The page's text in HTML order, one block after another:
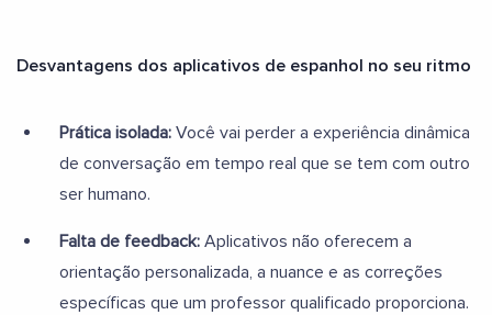
Desvantagens dos aplicativos de espanhol no seu ritmo
Prática isolada: Você vai perder a experiência dinâmica
de conversação em tempo real que se tem com outro
ser humano.
Falta de feedback: Aplicativos não oferecem a
orientação personalizada, a nuance e as correções
específicas que um professor qualificado proporciona.